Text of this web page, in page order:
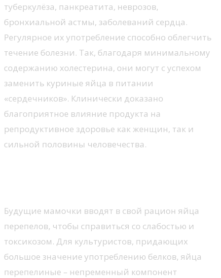
туберкулёза, панкреатита, неврозов,
бронхиальной астмы, заболеваний сердца.
Регулярное их употребление способно облегчить
течение болезни. Так, благодаря минимальному
содержанию холестерина, они могут с успехом
заменить куриные яйца в питании
«сердечников». Клинически доказано
благоприятное влияние продукта на
репродуктивное здоровье как женщин, так и
сильной половины человечества.
Будущие мамочки вводят в свой рацион яйца
перепелов, чтобы справиться со слабостью и
токсикозом. Для культуристов, придающих
большое значение употреблению белков, яйца
перепелиные – непременный компонент